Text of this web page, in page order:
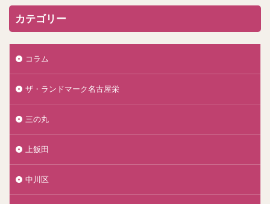
カテゴリー
コラム
ザ・ランドマーク名古屋栄
三の丸
上飯田
中川区